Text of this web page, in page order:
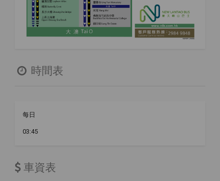
時間表
每日
03:45
車資表